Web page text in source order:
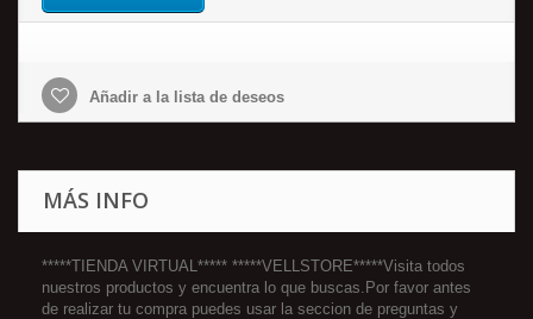
Añadir a la lista de deseos
MÁS INFO
*****TIENDA VIRTUAL***** *****VELLSTORE*****Visita todos
nuestros productos y encuentra lo que buscas.Por favor antes
de realizar tu compra puedes usar la seccion de preguntas y